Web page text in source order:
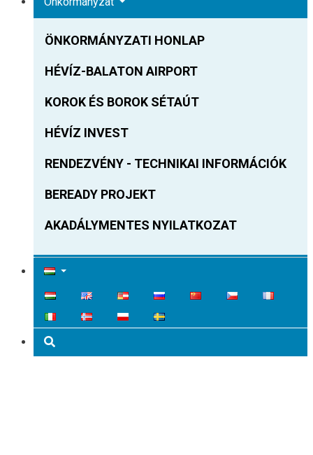
ÖNKORMÁNYZATI HONLAP
HÉVÍZ-BALATON AIRPORT
KOROK ÉS BOROK SÉTAÚT
HÉVÍZ INVEST
RENDEZVÉNY - TECHNIKAI INFORMÁCIÓK
BEREADY PROJEKT
AKADÁLYMENTES NYILATKOZAT